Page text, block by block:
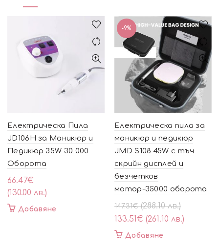
Електрическа Пила
JD106H за Маникюр и
Педикюр 35W 30 000
Оборота
66.47€
(130.00 лв.)
Добавяне
-9%
Електрическа пила за
маникюр и педикюр
JMD S108 45W с тъч
скрийн дисплей и
безчетков
мотор-35000 оборота
147.31€ (288.10 лв.)
Original
price
was:
147.31€
133.51€ (261.10 лв.)
Текущата
цена
е:
133.51€
Добавяне